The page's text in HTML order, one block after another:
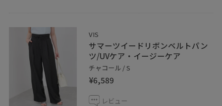
VIS
サマーツイードリボンベルトパン
ツ/UVケア・イージーケア
チャコール / S
¥6,589
レビュー